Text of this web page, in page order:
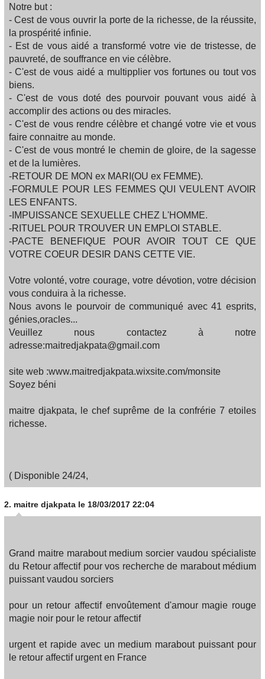
Notre but :
- Cest de vous ouvrir la porte de la richesse, de la réussite,
la prospérité infinie.
- Est de vous aidé a transformé votre vie de tristesse, de
pauvreté, de souffrance en vie célèbre.
- C'est de vous aidé a multipplier vos fortunes ou tout vos
biens.
- C'est de vous doté des pourvoir pouvant vous aidé à
accomplir des actions ou des miracles.
- C'est de vous rendre célèbre et changé votre vie et vous
faire connaitre au monde.
- C'est de vous montré le chemin de gloire, de la sagesse
et de la lumières.
-RETOUR DE MON ex MARI(OU ex FEMME).
-FORMULE POUR LES FEMMES QUI VEULENT AVOIR
LES ENFANTS.
-IMPUISSANCE SEXUELLE CHEZ L'HOMME.
-RITUEL POUR TROUVER UN EMPLOI STABLE.
-PACTE BENEFIQUE POUR AVOIR TOUT CE QUE
VOTRE COEUR DESIR DANS CETTE VIE.
Votre volonté, votre courage, votre dévotion, votre décision
vous conduira à la richesse.
Nous avons le pourvoir de communiqué avec 41 esprits,
génies,oracles...
Veuillez nous contactez à notre
adresse:maitredjakpata@gmail.com
site web :www.maitredjakpata.wixsite.com/monsite
Soyez béni
maitre djakpata, le chef suprême de la confrérie 7 etoiles
richesse.
( Disponible 24/24,
2. maitre djakpata le 18/03/2017 22:04
Grand maitre marabout medium sorcier vaudou spécialiste
du Retour affectif pour vos recherche de marabout médium
puissant vaudou sorciers
pour un retour affectif envoûtement d'amour magie rouge
magie noir pour le retour affectif
urgent et rapide avec un medium marabout puissant pour
le retour affectif urgent en France